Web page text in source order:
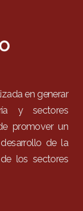
en generar
y sectores
promover un
de la
los sectores